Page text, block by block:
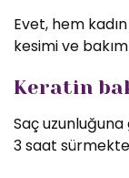
Evet, hem
kesimi ve
Keratin
Saç
3 saat